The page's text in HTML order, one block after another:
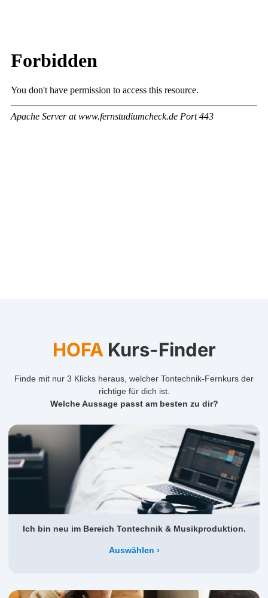
HOFA Kurs-Finder
Finde mit nur 3 Klicks heraus, welcher Tontechnik-Fernkurs der
richtige für dich ist.
Welche Aussage passt am besten zu dir?
Ich bin neu im Bereich Tontechnik & Musikproduktion.
Auswählen